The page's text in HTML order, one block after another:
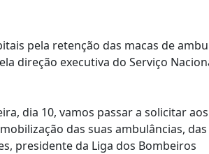
pela retenção das macas de
direção executiva do Serviço
dia 10, vamos passar a solicitar
das suas ambulâncias, das
presidente da Liga dos Bombeiros